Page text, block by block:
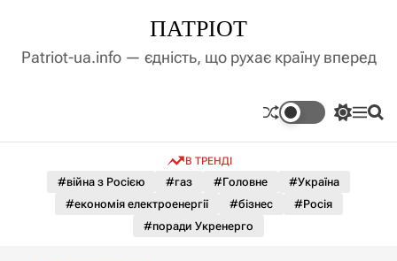
д
ПАТРІОТ
Patriot-ua.info — єдність, що рухає країну вперед
П
м
к
М П
В ТРЕНДІ
#війна з Росією #газ #Головне
#Україна
#економія електроенергії
#бізнес
#Росія
#поради Укренерго